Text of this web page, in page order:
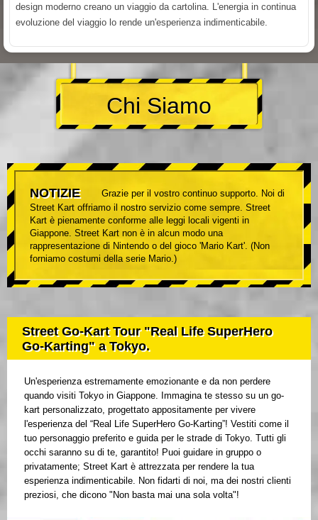
design moderno creano un viaggio da cartolina. L'energia in continua
evoluzione del viaggio lo rende un'esperienza indimenticabile.
Chi Siamo
NOTIZIE
Grazie per il vostro continuo supporto. Noi di
Street Kart offriamo il nostro servizio come sempre. Street
Kart è pienamente conforme alle leggi locali vigenti in
Giappone. Street Kart non è in alcun modo una
rappresentazione di Nintendo o del gioco 'Mario Kart'. (Non
forniamo costumi della serie Mario.)
Street Go-Kart Tour "Real Life SuperHero
Go-Karting" a Tokyo.
Un'esperienza estremamente emozionante e da non perdere
quando visiti Tokyo in Giappone. Immagina te stesso su un go-
kart personalizzato, progettato appositamente per vivere
l'esperienza del “Real Life SuperHero Go-Karting”! Vestiti come il
tuo personaggio preferito e guida per le strade di Tokyo. Tutti gli
occhi saranno su di te, garantito! Puoi guidare in gruppo o
privatamente; Street Kart è attrezzata per rendere la tua
esperienza indimenticabile. Non fidarti di noi, ma dei nostri clienti
preziosi, che dicono "Non basta mai una sola volta"!